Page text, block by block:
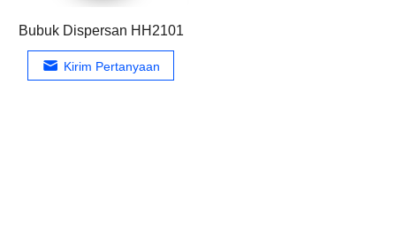
Bubuk Dispersan HH2101
Kirim Pertanyaan